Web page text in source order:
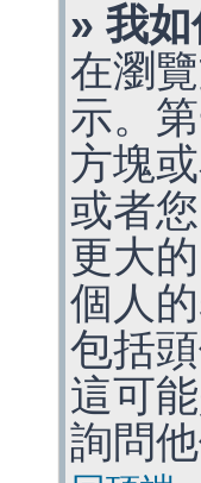
» 我
在瀏
示。
方塊
或者
更大
個人
包括
這可
詢問